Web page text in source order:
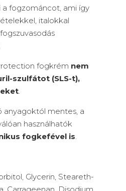
a fogzománcot, ami így
italokkal
fogkrém nem
szulfátot (SLS-t),
anyagoktól mentes, a
használhatók
fogkefével is
Glycerin, Steareth-